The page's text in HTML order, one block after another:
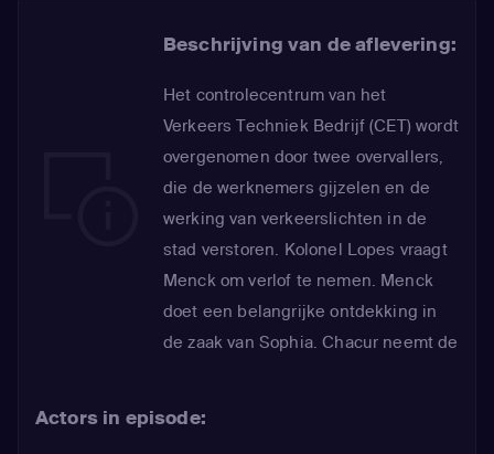
Beschrijving van de aflevering:
Het controlecentrum van het
Verkeers Techniek Bedrijf (CET) wordt
overgenomen door twee overvallers,
die de werknemers gijzelen en de
werking van verkeerslichten in de
stad verstoren. Kolonel Lopes vraagt ​​
Menck om verlof te nemen. Menck
doet een belangrijke ontdekking in
de zaak van Sophia. Chacur neemt de
Actors in episode: